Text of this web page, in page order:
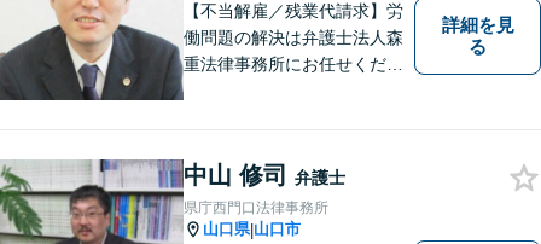
【不当解雇／残業代請求】労
働問題の解決は弁護士法人森
重法律事務所にお任せくださ
詳細を見
る
中山 修司 弁護士
県庁西門口法律事務所
山口県|山口市